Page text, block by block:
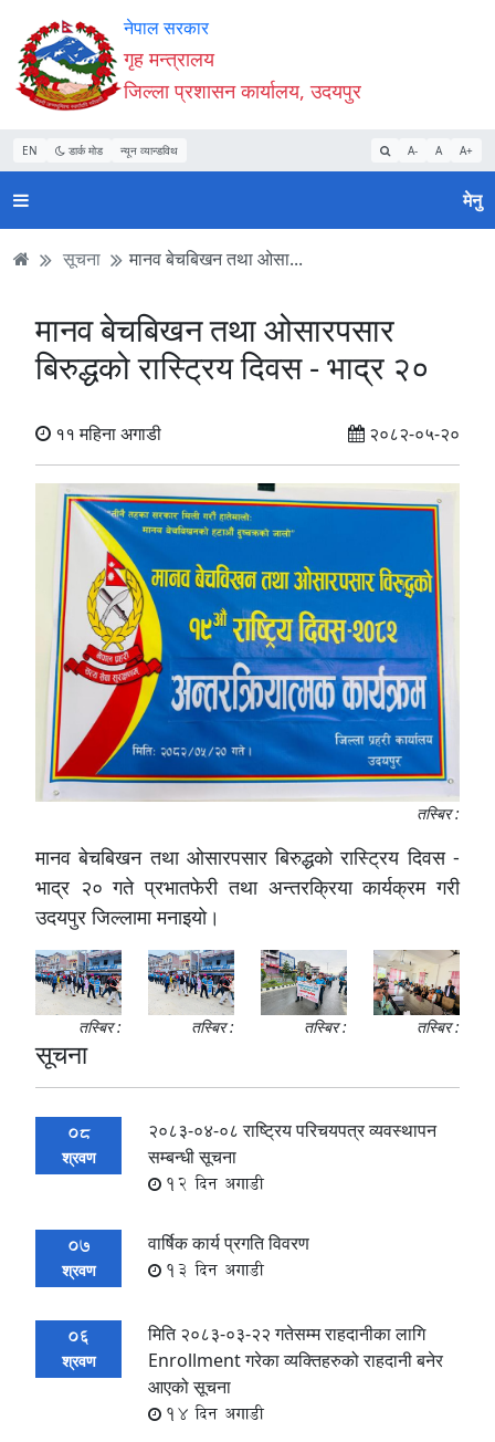
Accessibility
Mode
सुरु
गर्नुहोस्
सामाग्री
पढ्नुहाेस्
नेभिगेसन
पढ्नुहाेस्
वेबसाइट
खोजमा
जानुहोस्
नेपाल सरकार
गृह मन्त्रालय
जिल्ला प्रशासन कार्यालय, उदयपुर
EN डार्क मोड न्यून व्यान्डविथ A- A A+
मेनु
सूचना मानव बेचबिखन तथा ओसा...
मानव बेचबिखन तथा ओसारपसार
बिरुद्धको रास्ट्रिय दिवस - भाद्र २०
११ महिना अगाडी २०८२-०५-२०
तस्बिर :
मानव बेचबिखन तथा ओसारपसार बिरुद्धको रास्ट्रिय दिवस -
भाद्र २० गते प्रभातफेरी तथा अन्तरक्रिया कार्यक्रम गरी
उदयपुर जिल्लामा मनाइयो।
तस्बिर : तस्बिर : तस्बिर : तस्बिर :
सूचना
08
श्रवण
२०८३-०४-०८ राष्ट्रिय परिचयपत्र व्यवस्थापन
सम्बन्धी सूचना
12 दिन अगाडी
07
श्रवण
वार्षिक कार्य प्रगति विवरण
13 दिन अगाडी
06
श्रवण
मिति २०८३-०३-२२ गतेसम्म राहदानीका लागि
Enrollment गरेका व्यक्तिहरुको राहदानी बनेर
आएको सूचना
14 दिन अगाडी